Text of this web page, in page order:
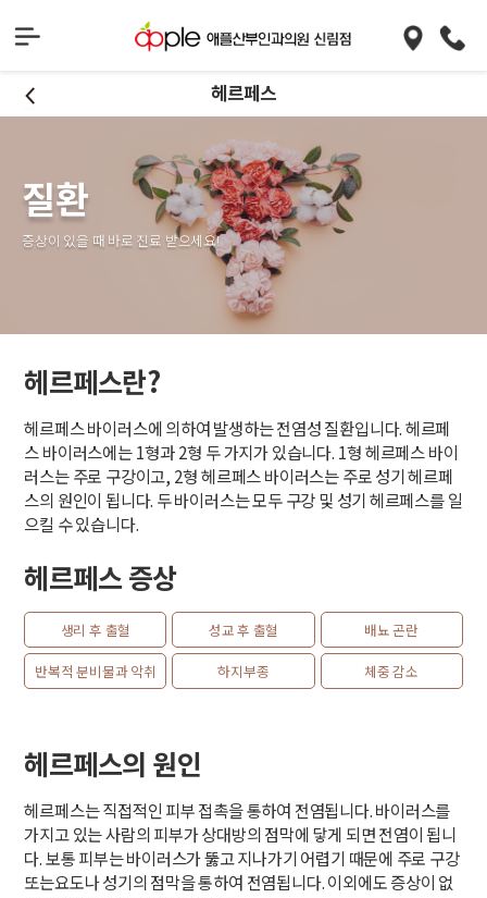
헤르페스
질환
증상이 있을 때 바로 진료 받으세요!
헤르페스란?
헤르페스 바이러스에 의하여 발생하는 전염성 질환입니다. 헤르페
스 바이러스에는 1형과 2형 두 가지가 있습니다. 1형 헤르페스 바이
러스는 주로 구강이고, 2형 헤르페스 바이러스는 주로 성기 헤르페
스의 원인이 됩니다. 두 바이러스는 모두 구강 및 성기 헤르페스를 일
으킬 수 있습니다.
헤르페스 증상
생리 후 출혈 성교 후 출혈
배뇨 곤란
반복적 분비물과 악취
하지부종 체중 감소
헤르페스의 원인
헤르페스는 직접적인 피부 접촉을 통하여 전염됩니다. 바이러스를
가지고 있는 사람의 피부가 상대방의 점막에 닿게 되면 전염이 됩니
다. 보통 피부는 바이러스가 뚫고 지나가기 어렵기 때문에 주로 구강
또는요도나 성기의 점막을 통하여 전염됩니다. 이외에도 증상이 없